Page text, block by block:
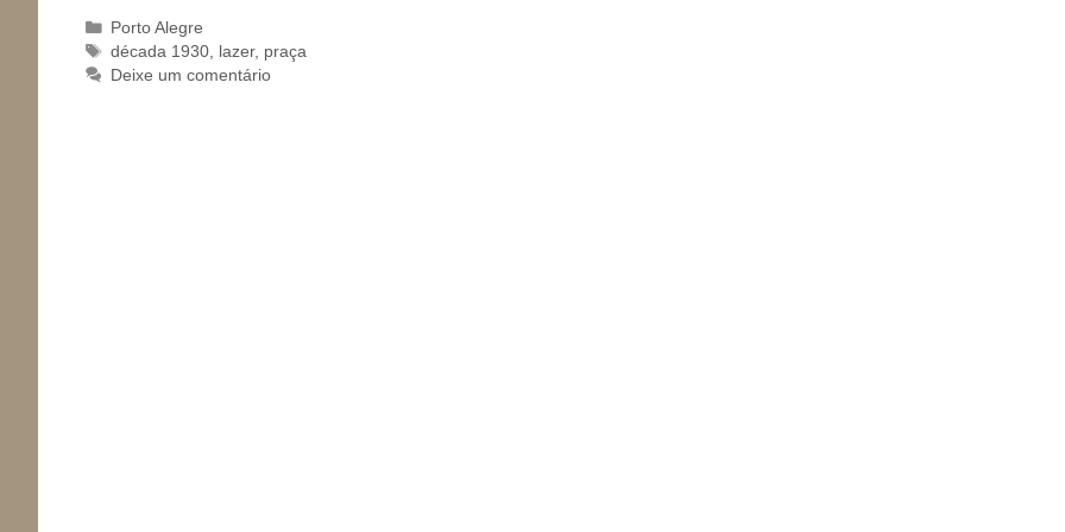
Categorias
Porto Alegre
Tags
década 1930, lazer, praça
Deixe um comentário